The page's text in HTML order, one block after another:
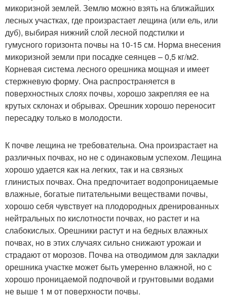
микоризной землей. Землю можно взять на ближайших
лесных участках, где произрастает лещина (или ель, или
дуб), выбирая нижний слой лесной подстилки и
гумусного горизонта почвы на 10-15 см. Норма внесения
микоризной земли при посадке сеянцев – 0,5 кг/м2.
Корневая система лесного орешника мощная и имеет
стержневую форму. Она распространяется в
поверхностных слоях почвы, хорошо закрепляя ее на
крутых склонах и обрывах. Орешник хорошо переносит
пересадку только в молодости.
К почве лещина не требовательна. Она произрастает на
различных почвах, но не с одинаковым успехом. Лещина
хорошо удается как на легких, так и на связных
глинистых почвах. Она предпочитает водопроницаемые
влажные, богатые питательными веществами почвы,
хорошо себя чувствует на плодородных дренированных
нейтральных по кислотности почвах, но растет и на
слабокислых. Орешники растут и на бедных влажных
почвах, но в этих случаях сильно снижают урожаи и
страдают от морозов. Почва на отводимом для закладки
орешника участке может быть умеренно влажной, но с
хорошо проницаемой подпочвой и грунтовыми водами
не выше 1 м от поверхности почвы.